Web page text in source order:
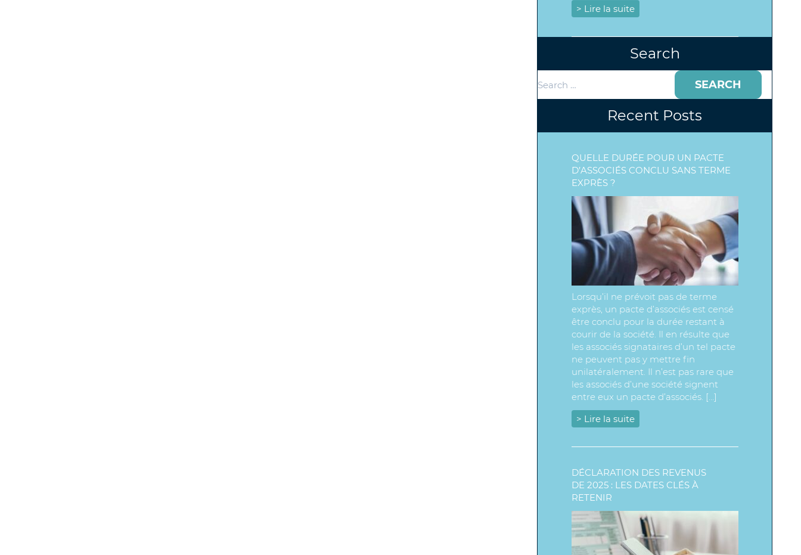
> Lire la suite
Search
for:
Recent Posts
QUELLE DURÉE POUR UN PACTE
D’ASSOCIÉS CONCLU SANS TERME
EXPRÈS ?
Lorsqu’il ne prévoit pas de terme
exprès, un pacte d’associés est censé
être conclu pour la durée restant à
courir de la société. Il en résulte que
les associés signataires d’un tel pacte
ne peuvent pas y mettre fin
unilatéralement. Il n’est pas rare que
les associés d’une société signent
entre eux un pacte d’associés. […]
> Lire la suite
DÉCLARATION DES REVENUS
DE 2025 : LES DATES CLÉS À
RETENIR